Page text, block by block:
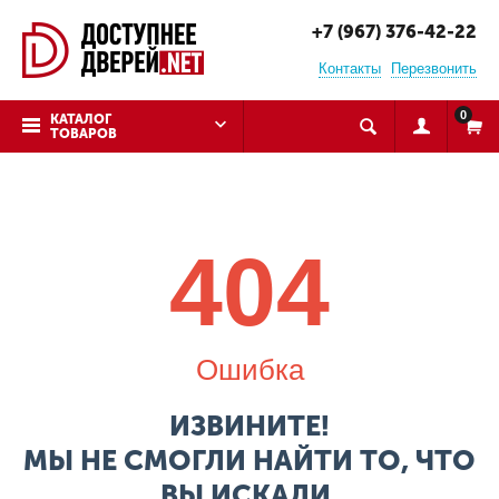
+7 (967) 376-42-22
Контакты Перезвонить
КАТАЛОГ
ТОВАРОВ
0
404
Ошибка
ИЗВИНИТЕ!
МЫ НЕ СМОГЛИ НАЙТИ ТО, ЧТО